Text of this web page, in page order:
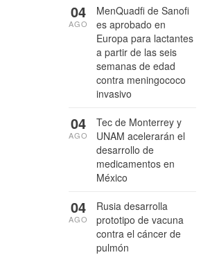
MenQuadfi de Sanofi
es aprobado en
Europa para lactantes
a partir de las seis
semanas de edad
contra meningococo
invasivo
04
AGO
Tec de Monterrey y
UNAM acelerarán el
desarrollo de
medicamentos en
México
04
AGO
Rusia desarrolla
prototipo de vacuna
contra el cáncer de
pulmón
04
AGO